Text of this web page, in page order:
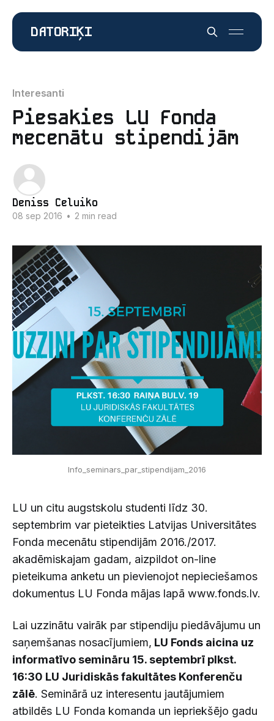
DATORIĶI
Interesanti
Piesakies LU Fonda
mecenātu stipendijām
Deniss Celuiko
08 sep 2016 • 2 min read
Info_seminars_par_stipendijam_2016
LU un citu augstskolu studenti līdz 30.
septembrim var pieteikties Latvijas Universitātes
Fonda mecenātu stipendijām 2016./2017.
akadēmiskajam gadam, aizpildot on-line
pieteikuma anketu un pievienojot nepieciešamos
dokumentus LU Fonda mājas lapā www.fonds.lv.
Lai uzzinātu vairāk par stipendiju piedāvājumu un
saņemšanas nosacījumiem, LU Fonds aicina uz
informatīvo semināru 15. septembrī plkst.
16:30 LU Juridiskās fakultātes Konferenču
zālē. Seminārā uz interesentu jautājumiem
atbildēs LU Fonda komanda un iepriekšējo gadu